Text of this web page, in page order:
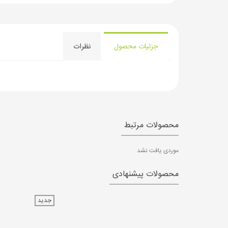
جزئیات محصول نظرات
محصولات مرتبط
موردی یافت نشد
محصولات پیشنهادی
جدید